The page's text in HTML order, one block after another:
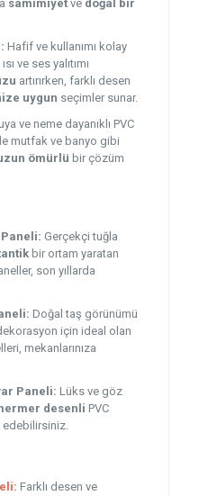
samimiyetve doğal bir
Hafif ve kullanımı kolay
ve ses yalıtımı
artırırken, farklı desen
uygun seçimler sunar.
ve neme dayanıklı PVC
mutfak ve banyo gibi
ömürlü bir çözüm
Gerçekçi tuğla
bir ortam yaratan
son yıllarda
Doğal taş görünümü
için ideal olan
mekanlarınıza
Paneli: Lüks ve göz
desenli PVC
edebilirsiniz.
: Farklı desen ve